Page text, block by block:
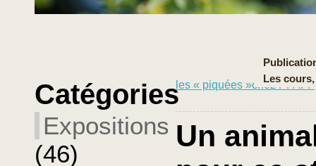
Les
Catégories
Expositions
(46)
les « piquées »chez PFAFF
Un